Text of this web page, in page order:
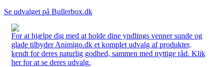
Se udvalget på Bullerbox.dk
For at hjælpe dig med at holde dine yndlings venner sunde og
glade tilbyder Animigo.dk et komplet udvalg af produkter,
kendt for deres naturlig godhed, sammen med nyttige råd. Klik
her for at se deres udvalg.